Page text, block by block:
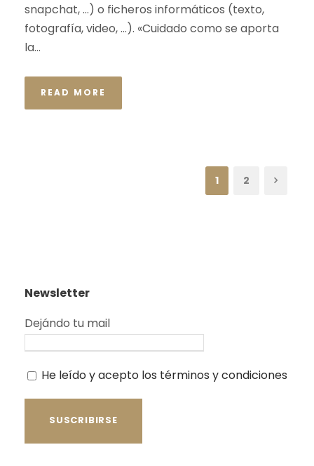
snapchat, …) o ficheros informáticos (texto,
fotografía, video, …). «Cuidado como se aporta
la...
READ MORE
1 2
Newsletter
Dejándo tu mail
He leído y acepto los términos y condiciones